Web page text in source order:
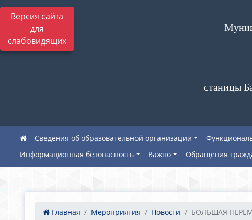
Версия сайта
для
слабовидящих
станицы
Сведения об образовательной организации
Информационная безопасность
Важно Обращения
Главная Мероприятия Новости БОЛЬШАЯ